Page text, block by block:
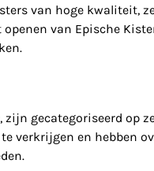
van hoge kwaliteit,
van Epische
gecategoriseerd op
verkrijgen en hebben